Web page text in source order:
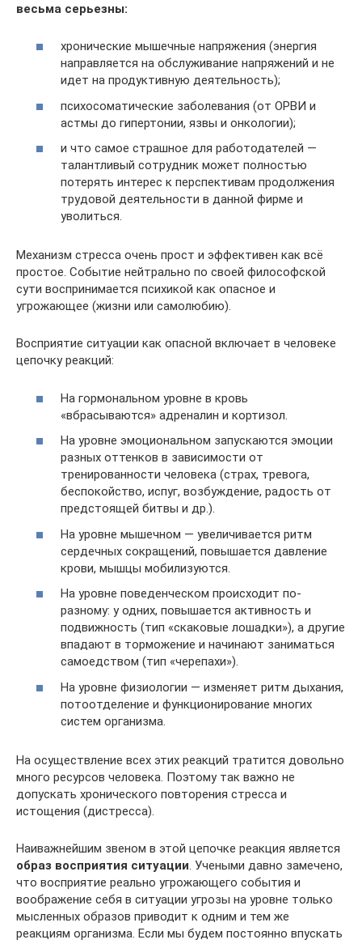
весьма серьезны:
хронические мышечные напряжения (энергия
направляется на обслуживание напряжений и не
идет на продуктивную деятельность);
психосоматические заболевания (от ОРВИ и
астмы до гипертонии, язвы и онкологии);
и что самое страшное для работодателей —
талантливый сотрудник может полностью
потерять интерес к перспективам продолжения
трудовой деятельности в данной фирме и
уволиться.
Механизм стресса очень прост и эффективен как всё
простое. Событие нейтрально по своей философской
сути воспринимается психикой как опасное и
угрожающее (жизни или самолюбию).
Восприятие ситуации как опасной включает в человеке
цепочку реакций:
На гормональном уровне в кровь
«вбрасываются» адреналин и кортизол.
На уровне эмоциональном запускаются эмоции
разных оттенков в зависимости от
тренированности человека (страх, тревога,
беспокойство, испуг, возбуждение, радость от
предстоящей битвы и др.).
На уровне мышечном — увеличивается ритм
сердечных сокращений, повышается давление
крови, мышцы мобилизуются.
На уровне поведенческом происходит по-
разному: у одних, повышается активность и
подвижность (тип «скаковые лошадки»), а другие
впадают в торможение и начинают заниматься
самоедством (тип «черепахи»).
На уровне физиологии — изменяет ритм дыхания,
потоотделение и функционирование многих
систем организма.
На осуществление всех этих реакций тратится довольно
много ресурсов человека. Поэтому так важно не
допускать хронического повторения стресса и
истощения (дистресса).
Наиважнейшим звеном в этой цепочке реакция является
образ восприятия ситуации. Учеными давно замечено,
что восприятие реально угрожающего события и
воображение себя в ситуации угрозы на уровне только
мысленных образов приводит к одним и тем же
реакциям организма. Если мы будем постоянно впускать